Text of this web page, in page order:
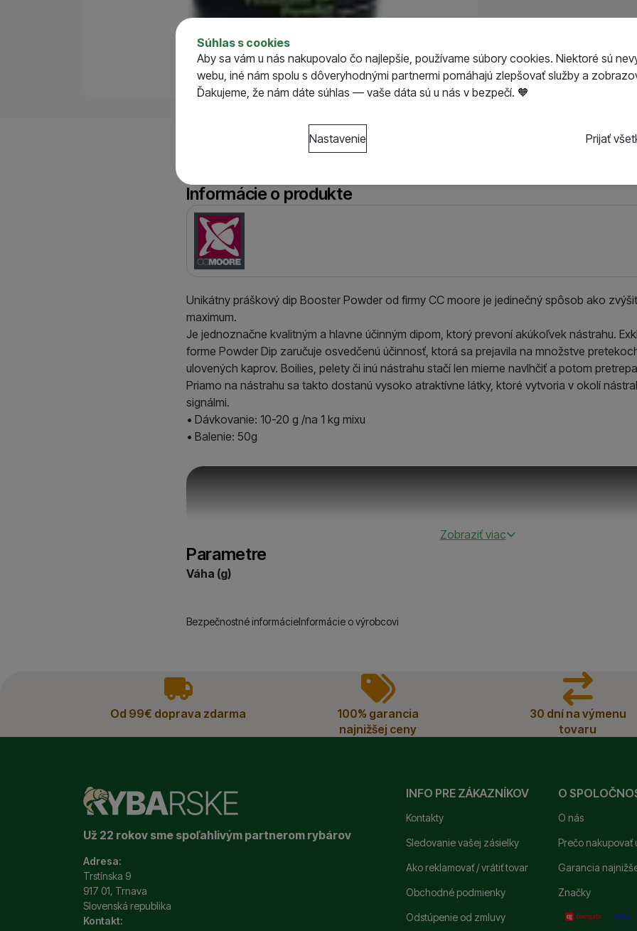
Súhlas s cookies
Aby sa vám u nás nakupovalo čo najlepšie, používame súbory cookies. Niektoré sú
webu, iné nám spolu s dôveryhodnými partnermi pomáhajú zlepšovať služby a
Ďakujeme, že nám dáte súhlas — vaše dáta sú u nás v bezpečí. 🧡
bez týchto cookies náš web nebude fungovať
Technické cookies umožňujú váš priechod nákupným košíkom, porovnávanie
funkcie.
Preferenčné a rozšírené funkcie
Preferenčné a rozšírené funkcie
spojiť napr. pomocou chatu
Povolené
nastavenia, môžu vám pomôcť s vyplňovaním formulárov, umožnia nám zobraziť
Analytické
Analytické-aby sme vedeli, ako sa na webe správate, a mohli náš web ďalej
Povolené
Tieto cookies nám umožňujú meranie výkonu nášho webu aj našich reklamných
určujeme počet návštev a zdroje návštev našich internetových stránok. Dáta získané
spracúvame súhrnne a anonymne, takže nie sme schopní identifikovať konkrétnych
Marketingové
Marketingové-aby sme vás nezaťažovali nevhodnou reklamou.
Povolené
Marketingové cookies používame my aj naši dôveryhodní partneri, aby sme vám mohli
Nastavenie Prijať
Parametre
Váha (g)
Informácie o produkte
Výrobca
Unikátny práškový dip Booster Powder od firmy CC moore je jedinečný spôsob ako
maximum.
Je jednoznačne kvalitným a hlavne účinným dipom, ktorý prevoní akúkoľvek nástrahu.
forme Powder Dip zaručuje osvedčenú účinnosť, ktorá sa prejavila na množstve
ulovených kaprov. Boilies, pelety či inú nástrahu stačí len mierne navlhčiť a potom
Priamo na nástrahu sa takto dostanú vysoko atraktívne látky, ktoré vytvoria v okolí
signálmi.
• Dávkovanie: 10-20 g /na 1 kg mixu
• Balenie: 50g
Zobraziť viac
Parametre
Váha (g)
Bezpečnostné informácieInformácie o výrobcovi
Od 99€ doprava zdarma
100% garancia
najnižšej ceny
30 dní na výmenu
tovaru
Už 22 rokov sme spoľahlivým partnerom rybárov
Adresa:
Trstínska 9
917 01, Trnava
Slovenská republika
Kontakt:
INFO PRE ZÁKAZNÍKOV
Kontakty
Sledovanie vašej zásielky
Ako reklamovať / vrátiť tovar
Obchodné podmienky
Odstúpenie od zmluvy
O
O nás
Prečo nakupovať
Garancia
Značky